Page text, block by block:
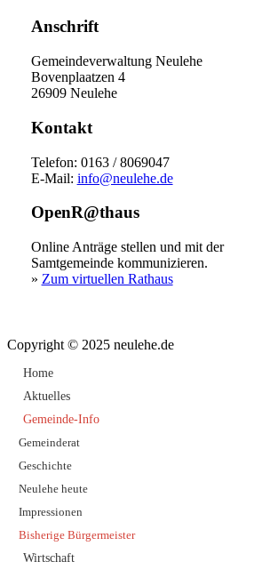
Anschrift
Gemeindeverwaltung Neulehe
Bovenplaatzen 4
26909 Neulehe
Kontakt
Telefon: 0163 / 8069047
E-Mail: info@neulehe.de
OpenR@thaus
Online Anträge stellen und mit der
Samtgemeinde kommunizieren.
» Zum virtuellen Rathaus
Copyright © 2025 neulehe.de
Home
Aktuelles
Gemeinde-Info
Gemeinderat
Geschichte
Neulehe heute
Impressionen
Bisherige Bürgermeister
Wirtschaft